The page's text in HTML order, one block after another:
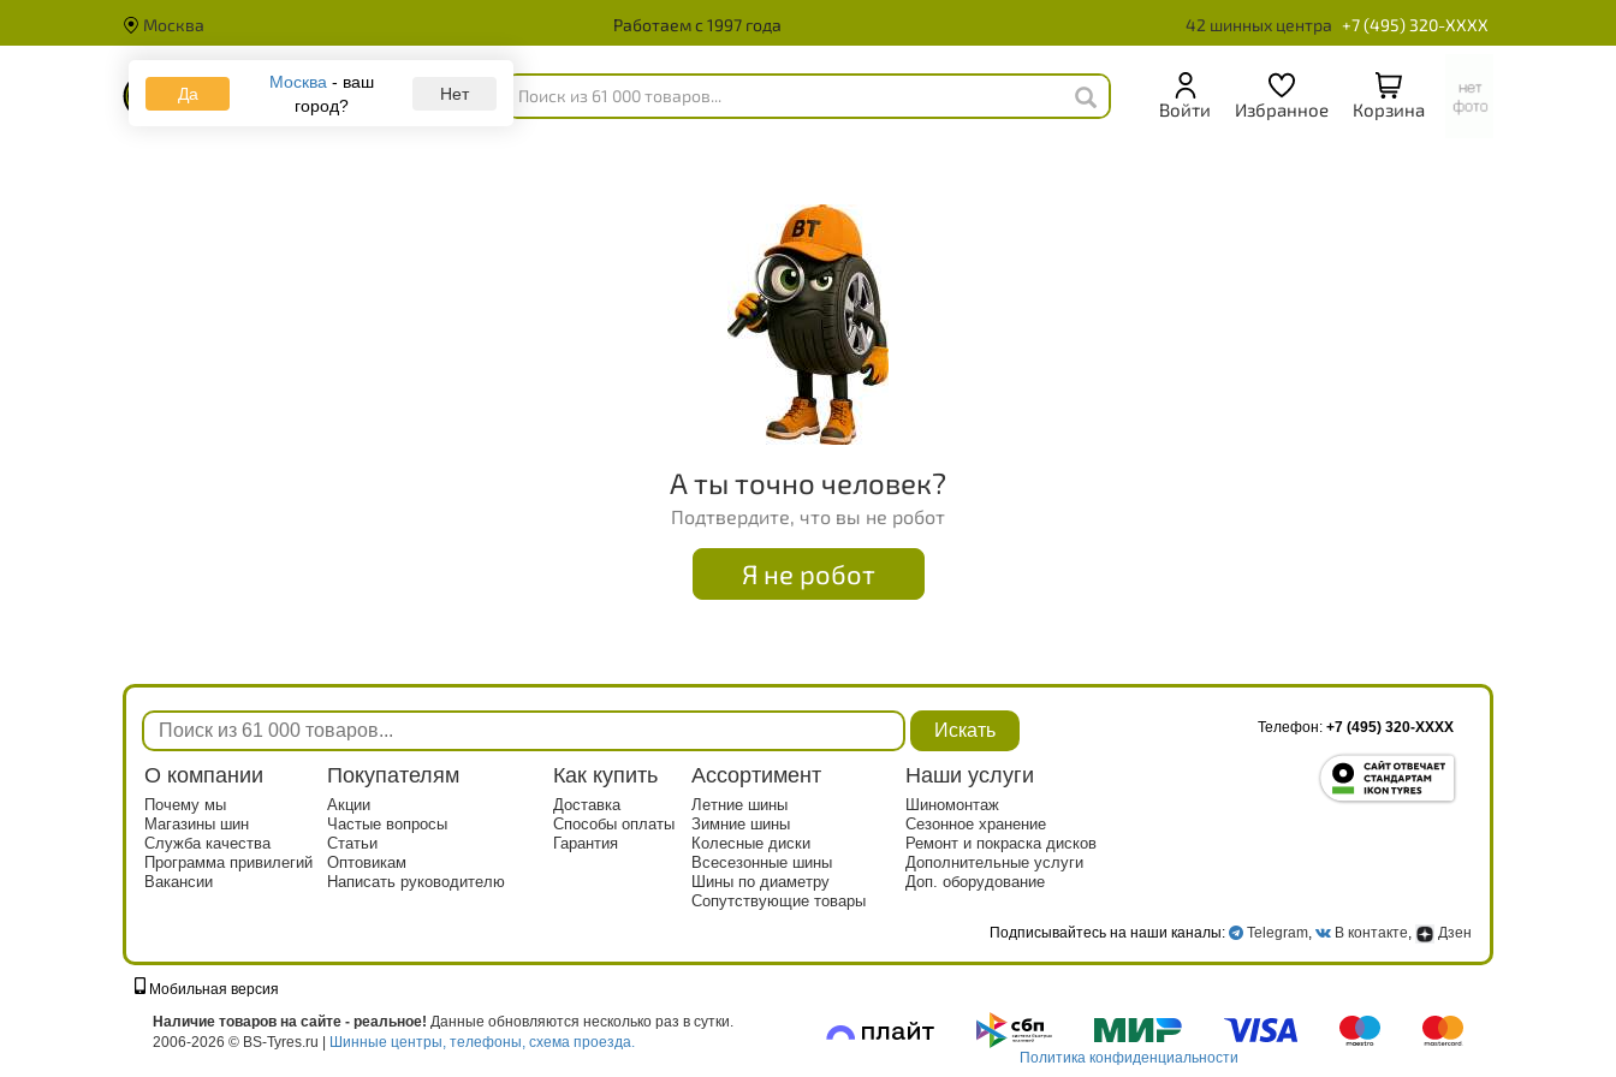
Москва Работаем с 1997 года 42 шинных центра +7 (495) 320-XXXX
Да
Москва - ваш
город?
Нет
Каталог
Войти Избранное Корзина
А ты точно человек?
Подтвердите, что вы не робот
Я не робот
Искать
О компании
Почему мы
Магазины шин
Служба качества
Программа привилегий
Вакансии
Покупателям
Акции
Частые вопросы
Статьи
Оптовикам
Написать руководителю
Как купить
Доставка
Способы оплаты
Гарантия
Ассортимент
Летние шины
Зимние шины
Колесные диски
Всесезонные шины
Шины по диаметру
Сопутствующие товары
Наши услуги
Шиномонтаж
Сезонное хранение
Ремонт и покраска дисков
Дополнительные услуги
Доп. оборудование
Телефон: +7 (495) 320-XXXX
Подписывайтесь на наши каналы: Telegram, В контакте, Дзен
Мобильная версия
Наличие товаров на сайте - реальное! Данные обновляются несколько раз в сутки.
2006-2026 © BS-Tyres.ru |
Шинные центры, телефоны, схема проезда.
Политика конфиденциальности